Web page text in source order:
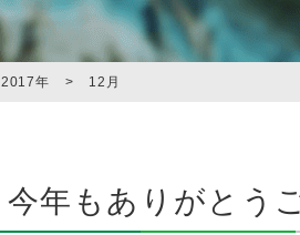
2017年 > 12月
今年もありがとう